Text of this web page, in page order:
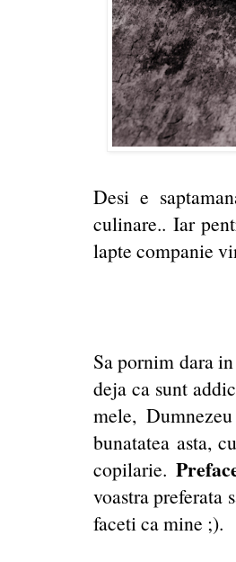
Desi e
culinare..Iar
lapte companie
Sa pornim dara
deja ca sunt
mele,
bunatatea asta,
copilarie.
voastra preferata
faceti ca mine ;).